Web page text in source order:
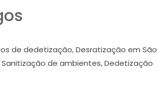
de dedetização, Desratização em São
Sanitização de ambientes, Dedetização